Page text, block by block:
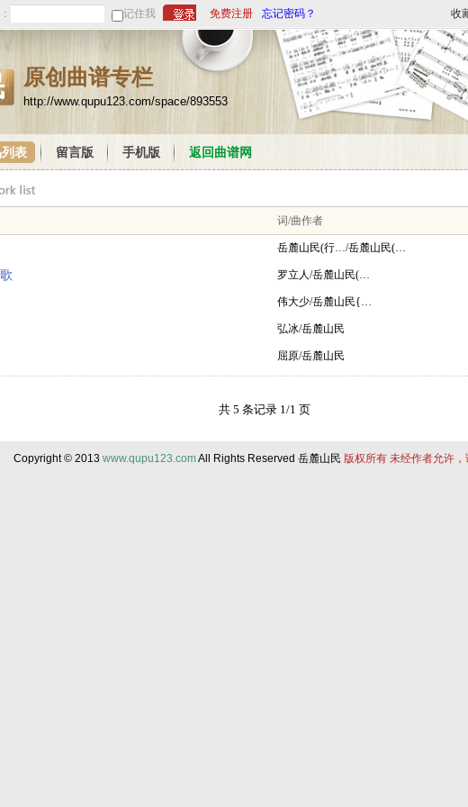
记住我 免费注册 忘记密码？ 收
原创曲谱专栏
http://www.qupu123.com/space/893553
表 留言版 手机版 返回曲谱网
词/曲作者
岳麓山民(行…/岳麓山民(…
罗立人/岳麓山民(…
伟大少/岳麓山民{…
弘冰/岳麓山民
屈原/岳麓山民
共 5 条记录 1/1 页
Copyright © 2013 www.qupu123.comAll Rights Reserved 岳麓山民 版权所有 未经作者允许，